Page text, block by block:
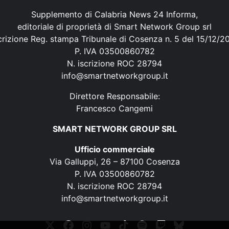
Supplemento di Calabria News 24 Informa,
editoriale di proprietà di Smart Network Group srl
Reg. stampa Tribunale di Cosenza n. 5 del 15/12/
P. IVA 03500860782
N. iscrizione ROC 28794
info@smartnetworkgroup.it
Direttore Responsabile:
Francesco Cangemi
SMART NETWORK GROUP SRL
Ufficio commerciale
Via Galluppi, 26 – 87100 Cosenza
P. IVA 03500860782
N. iscrizione ROC 28794
info@smartnetworkgroup.it